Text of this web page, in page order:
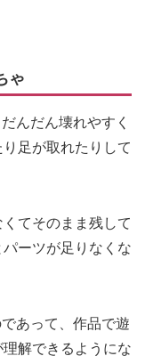
ゃ
んだん壊れやすく
足が取れたりして
てそのまま残して
ーツが足りなくな
あって、作品で遊
解できるようにな